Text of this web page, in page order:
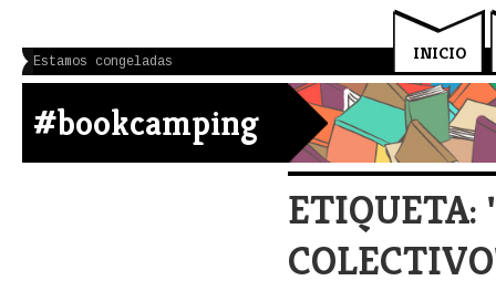
INICIO
Estamos congeladas
#bookcamping